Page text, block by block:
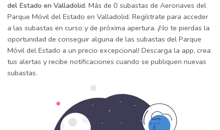
del Estado en Valladolid. Más de 0 subastas de Aeronaves del
Parque Móvil del Estado en Valladolid. Regístrate para acceder
a las subastas en curso y de próxima apertura. ¡No te pierdas la
oportunidad de conseguir alguna de las subastas del Parque
Móvil del Estado a un precio excepcional! Descarga la app, crea
tus alertas y recibe notificaciones cuando se publiquen nuevas
subastas.